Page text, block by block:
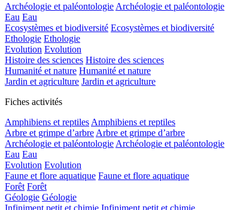
Archéologie et paléontologie Archéologie et paléontologie
Eau Eau
Ecosystèmes et biodiversité Ecosystèmes et biodiversité
Ethologie Ethologie
Evolution Evolution
Histoire des sciences Histoire des sciences
Humanité et nature Humanité et nature
Jardin et agriculture Jardin et agriculture
Fiches activités
Amphibiens et reptiles Amphibiens et reptiles
Arbre et grimpe d’arbre Arbre et grimpe d’arbre
Archéologie et paléontologie Archéologie et paléontologie
Eau Eau
Evolution Evolution
Faune et flore aquatique Faune et flore aquatique
Forêt Forêt
Géologie Géologie
Infiniment petit et chimie Infiniment petit et chimie